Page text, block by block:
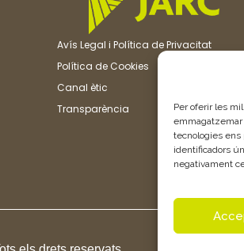
Per oferir les
tecnologies ens
identificadors
negativament
Avís Legal i Política de Privacitat
Política de Cookies
Canal ètic
Transparència